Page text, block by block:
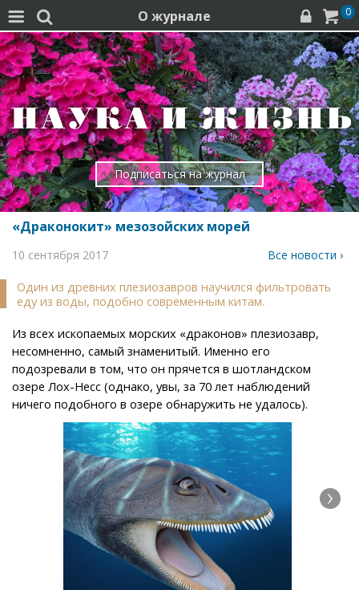
  О журнале   0
Подписаться на журнал
«Драконокит» мезозойских морей
10 сентября 2017 Все новости ›
Один из древних плезиозавров научился фильтровать
еду из воды, подобно современным китам.
Из всех ископаемых морских «драконов» плезиозавр,
несомненно, самый знаменитый. Именно его
подозревали в том, что он прячется в шотландском
озере Лох-Несс (однако, увы, за 70 лет наблюдений
ничего подобного в озере обнаружить не удалось).